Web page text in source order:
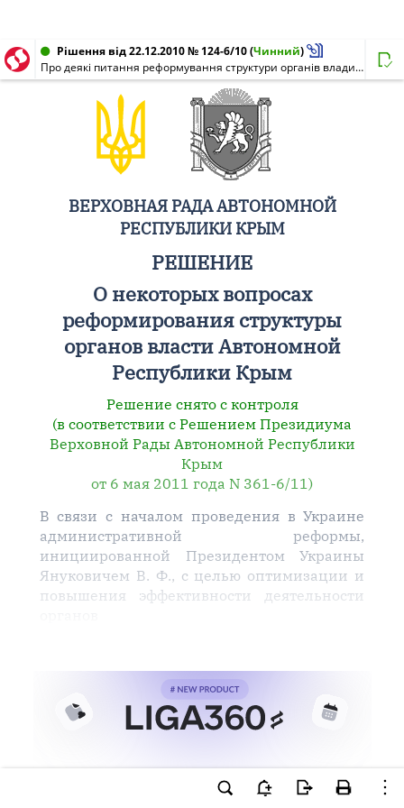
Рішення від 22.12.2010 № 124-6/10(Чинний)
Про деякі питання реформування структури органів влади Автономної Республіки Крим
ВЕРХОВНАЯ РАДА АВТОНОМНОЙ
РЕСПУБЛИКИ КРЫМ
РЕШЕНИЕ
О некоторых вопросах
реформирования структуры
органов власти Автономной
Республики Крым
Решение снято с контроля
(в соответствии с Решением Президиума
Верховной Рады Автономной Республики
Крым
от 6 мая 2011 года N 361-6/11)
В связи с началом проведения в Украине
административной реформы,
инициированной Президентом Украины
Януковичем В. Ф., с целью оптимизации и
повышения эффективности деятельности